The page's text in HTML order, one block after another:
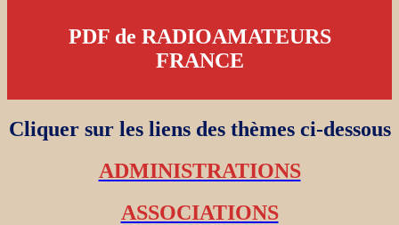
PDF de RADIOAMATEURS
FRANCE
Cliquer sur les liens des thèmes ci-dessous
ADMINISTRATIONS
ASSOCIATIONS